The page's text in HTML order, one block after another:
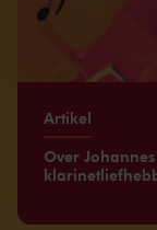
Artikel
Over